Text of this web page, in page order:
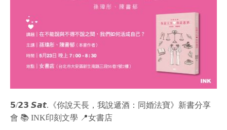
𝟱/𝟮𝟯 𝙎𝙖𝙩.《你說天長，我說遞酒：同婚法寶》新書分享
會 📚 INK印刻文學 📍女書店